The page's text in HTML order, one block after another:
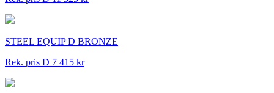
STEEL EQUIP D BRONZE
Rek. pris D 7 415 kr